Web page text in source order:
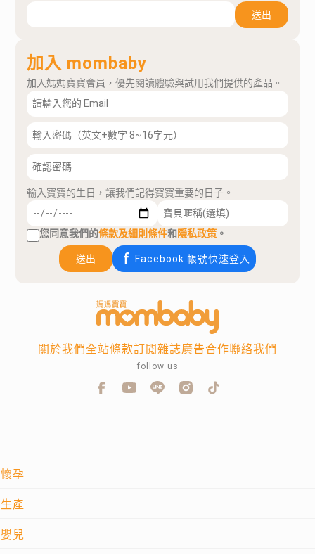
送出
加入 mombaby
加入媽媽寶寶會員，優先閱讀體驗與試用我們提供的產品。
輸入寶寶的生日，讓我們記得寶寶重要的日子。
您同意我們的條款及細則條件和隱私政策 。
送出 Facebook 帳號快速登入
懷孕
生產
嬰兒
關於我們全站條款訂閱雜誌廣告合作聯絡我們
follow us